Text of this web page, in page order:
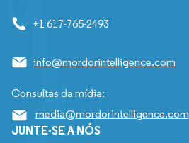
+1 617-765-2493
info@mordorintelligence.com
Consultas da mídia:
media@mordorintelligence.com
JUNTE-SE A NÓS